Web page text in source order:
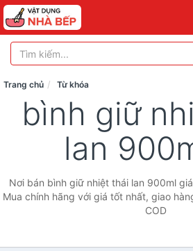
Trang chủ Từ khóa
bình giữ
lan
Nơi bán bình giữ nhiệt thái lan 900ml
Mua chính hãng với giá tốt nhất, giao
COD